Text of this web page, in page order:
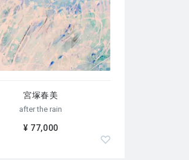
宮塚春美
after the rain
¥ 77,000